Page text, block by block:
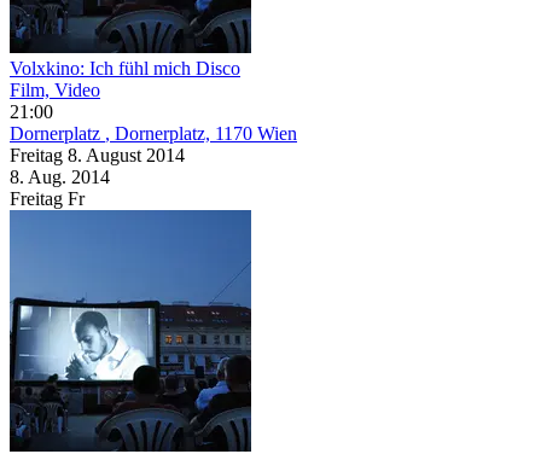
Volxkino: Ich fühl mich Disco
Film, Video
21:00
Dornerplatz , Dornerplatz, 1170 Wien
Freitag 8. August 2014
8. Aug. 2014
Freitag Fr